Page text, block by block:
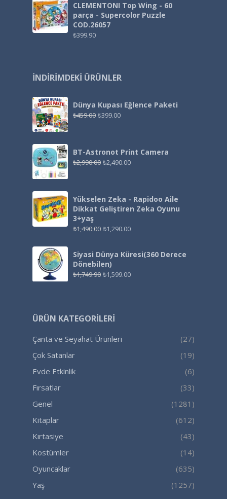
CLEMENTONI Top Wing - 60
parça - Supercolor Puzzle
COD.26057
₺399.90
İNDIRIMDEKI ÜRÜNLER
Dünya Kupası Eğlence Paketi
₺459.00 ₺399.00
BT-Astronot Print Camera
₺2,990.00 ₺2,490.00
Yükselen Zeka - Rapidoo Aile
Dikkat Geliştiren Zeka Oyunu
3+yaş
₺1,490.00 ₺1,290.00
Siyasi Dünya Küresi(360 Derece
Dönebilen)
₺1,749.90 ₺1,599.00
ÜRÜN KATEGORILERI
Çanta ve Seyahat Ürünleri
(27)
Çok Satanlar
(19)
Evde Etkinlik
(6)
Fırsatlar
(33)
Genel
(1281)
Kitaplar
(612)
Kırtasiye
(43)
Kostümler
(14)
Oyuncaklar
(635)
Yaş
(1257)